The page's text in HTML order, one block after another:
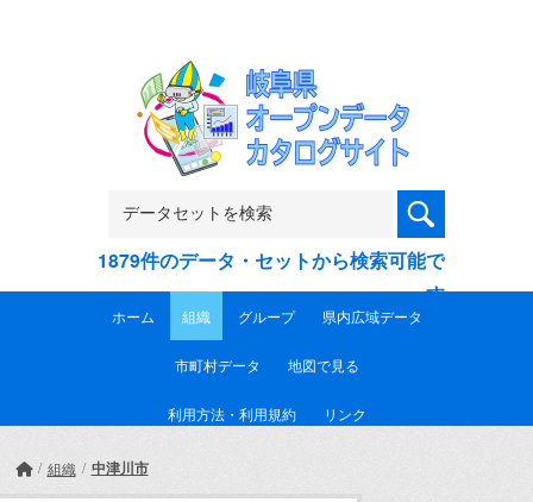
1879件のデータ・セットから検索可能で
す
ホーム 組織 グループ 県内広域データ
市町村データ 地図で見る
利用方法・利用規約 リンク
組織 中津川市